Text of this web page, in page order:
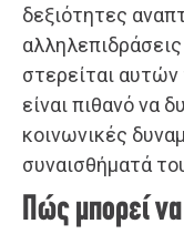
δεξιότητες
στερείται
είναι πιθανό να
κοινωνικές
συναισθήματά
Πώς μπορεί να